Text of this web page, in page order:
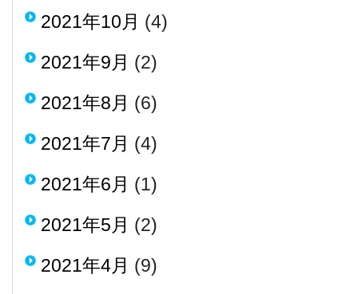
2021年10月 (4)
2021年9月 (2)
2021年8月 (6)
2021年7月 (4)
2021年6月 (1)
2021年5月 (2)
2021年4月 (9)